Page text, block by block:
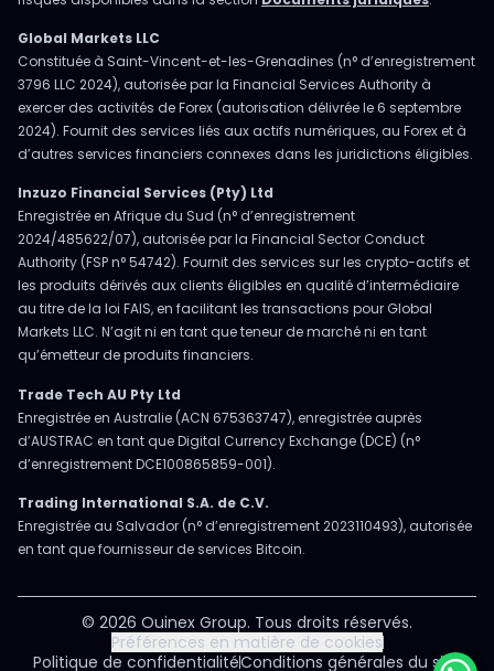
Global Markets LLC
Constituée à Saint-Vincent-et-les-Grenadines (n° d’enregistrement
3796 LLC 2024), autorisée par la Financial Services Authority à
exercer des activités de Forex (autorisation délivrée le 6 septembre
2024). Fournit des services liés aux actifs numériques, au Forex et à
d’autres services financiers connexes dans les juridictions éligibles.
Inzuzo Financial Services (Pty) Ltd
Enregistrée en Afrique du Sud (n° d’enregistrement
2024/485622/07), autorisée par la Financial Sector Conduct
Authority (FSP n° 54742). Fournit des services sur les crypto-actifs et
les produits dérivés aux clients éligibles en qualité d’intermédiaire
au titre de la loi FAIS, en facilitant les transactions pour Global
Markets LLC. N’agit ni en tant que teneur de marché ni en tant
qu’émetteur de produits financiers.
Trade Tech AU Pty Ltd
Enregistrée en Australie (ACN 675363747), enregistrée auprès
d’AUSTRAC en tant que Digital Currency Exchange (DCE) (n°
d’enregistrement DCE100865859-001).
Trading International S.A. de C.V.
Enregistrée au Salvador (n° d’enregistrement 2023110493), autorisée
en tant que fournisseur de services Bitcoin.
© 2026 Ouinex Group. Tous droits réservés.
Préférences en matière de cookies
Politique de confidentialitéConditions générales du site